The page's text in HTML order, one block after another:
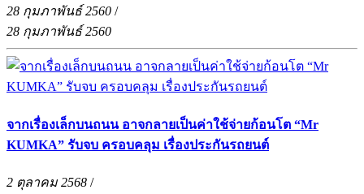
28 กุมภาพันธ์ 2560 /
28 กุมภาพันธ์ 2560
จากเรื่องเล็กบนถนน อาจกลายเป็นค่าใช้จ่ายก้อนโต “Mr
KUMKA” รับจบ ครอบคลุม เรื่องประกันรถยนต์
2 ตุลาคม 2568 /